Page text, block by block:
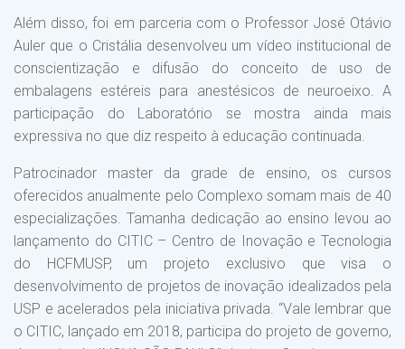
Além disso, foi em parceria com o Professor José Otávio
Auler que o Cristália desenvolveu um vídeo institucional de
conscientização e difusão do conceito de uso de
embalagens estéreis para anestésicos de neuroeixo. A
participação do Laboratório se mostra ainda mais
expressiva no que diz respeito à educação continuada.
Patrocinador master da grade de ensino, os cursos
oferecidos anualmente pelo Complexo somam mais de 40
especializações. Tamanha dedicação ao ensino levou ao
lançamento do CITIC – Centro de Inovação e Tecnologia
do HCFMUSP, um projeto exclusivo que visa o
desenvolvimento de projetos de inovação idealizados pela
USP e acelerados pela iniciativa privada. “Vale lembrar que
o CITIC, lançado em 2018, participa do projeto de governo,